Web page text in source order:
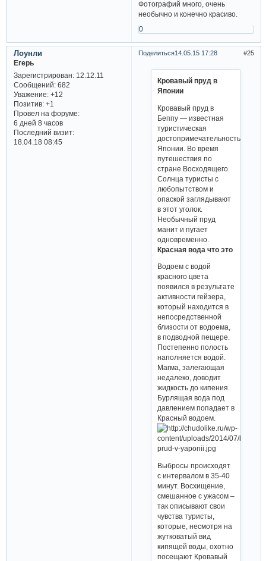
Фотографий много, очень
необычно и конечно красиво.
0
Поделиться 25
14.05.15 17:28
Лоунли
Егерь
Зарегистрирован: 12.12.11
Сообщений:682
Уважение: +12
Позитив: +1
Провел на форуме:
6 дней 8 часов
Последний визит:
18.04.18 08:45
Кровавый пруд в
Японии
Кровавый пруд в
Беппу — известная
туристическая
достопримечательность
Японии. Во время
путешествия по
стране Восходящего
Солнца туристы с
любопытством и
опаской заглядывают
в этот уголок.
Необычный пруд
манит и пугает
одновременно.
Красная вода что это
Водоем с водой
красного цвета
появился в результате
активности гейзера,
который находится в
непосредственной
близости от водоема,
в подводной пещере.
Постепенно полость
наполняется водой.
Магма, залегающая
недалеко, доводит
жидкость до кипения.
Бурлящая вода под
давлением попадает в
Красный водоем.
Выбросы происходят
с интервалом в 35-40
минут. Восхищение,
смешанное с ужасом –
так описывают свои
чувства туристы,
которые, несмотря на
жутковатый вид
кипящей воды, охотно
посещают Кровавый